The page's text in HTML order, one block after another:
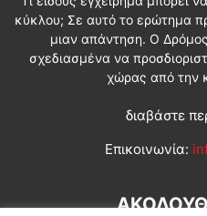
κύκλου; Σε αυτό το ερώτημα
μιαν απάντηση. Ο
σχεδιασμένα να
χώρας από την
διαβάστε
Επικοινωνία: